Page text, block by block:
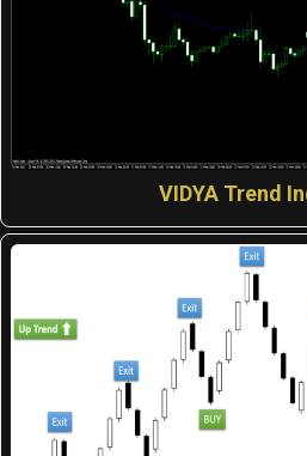
VIDYA Trend